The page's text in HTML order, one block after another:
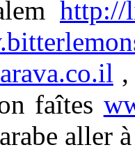
http://
faîtes
aller